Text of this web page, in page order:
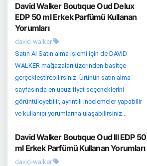
David Walker Boutıque Oud Delux
EDP 50 ml Erkek Parfümü Kullanan
Yorumları
david-walker
Satın Al Satın alma işlemi için de DAVID
WALKER mağazaları üzerinden basitçe
gerçekleştirebilirsiniz. Ürünün satın alma
sayfasında en ucuz fiyat seçeneklerini
görüntüleyebilir, ayrıntılı incelemeler yapabilir
ve kullanıcı yorumlarına ulaşabilirsiniz...
David Walker Boutıque Oud III EDP 50
ml Erkek Parfümü Kullanan Yorumları
david-walker